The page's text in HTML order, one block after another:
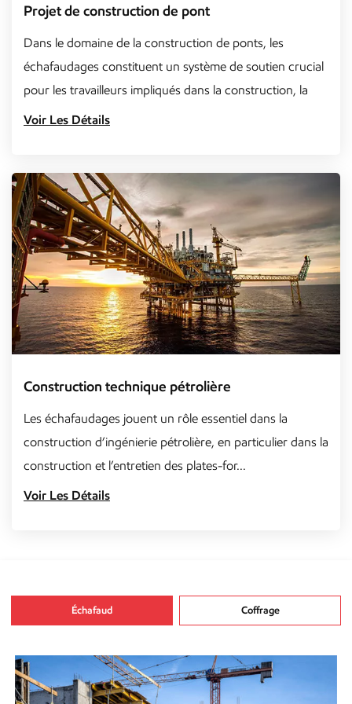
Projet de construction de pont
Dans le domaine de la construction de ponts, les
échafaudages constituent un système de soutien crucial
pour les travailleurs impliqués dans la construction, la
réparation...
Voir Les Détails
Construction technique pétrolière
Les échafaudages jouent un rôle essentiel dans la
construction d’ingénierie pétrolière, en particulier dans la
construction et l’entretien des plates-for...
Voir Les Détails
Échafaud Coffrage